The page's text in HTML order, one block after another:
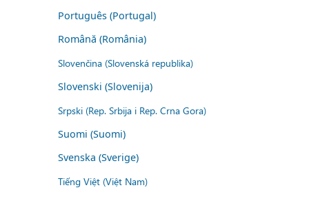
Português (Portugal)
Română (România)
Slovenčina (Slovenská republika)
Slovenski (Slovenija)
Srpski (Rep. Srbija i Rep. Crna Gora)
Suomi (Suomi)
Svenska (Sverige)
Tiếng Việt (Việt Nam)